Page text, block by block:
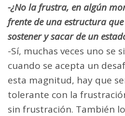
-¿No la frustra, en algún
frente de una estructura
sostener y sacar de un
-Sí, muchas veces uno se
cuando se acepta un
esta magnitud, hay que
tolerante con la
sin frustración. También